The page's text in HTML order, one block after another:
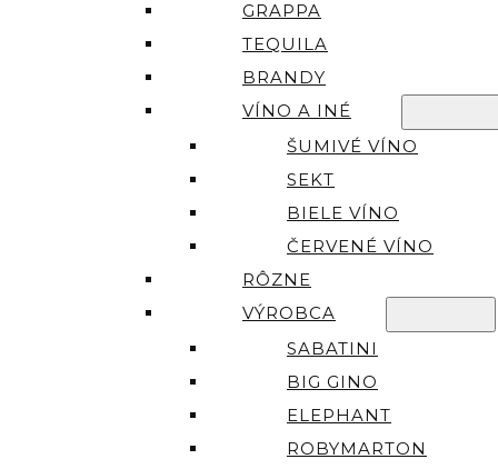
GRAPPA
TEQUILA
BRANDY
VÍNO A INÉ
ŠUMIVÉ VÍNO
SEKT
BIELE VÍNO
ČERVENÉ VÍNO
RÔZNE
VÝROBCA
SABATINI
BIG GINO
ELEPHANT
ROBYMARTON